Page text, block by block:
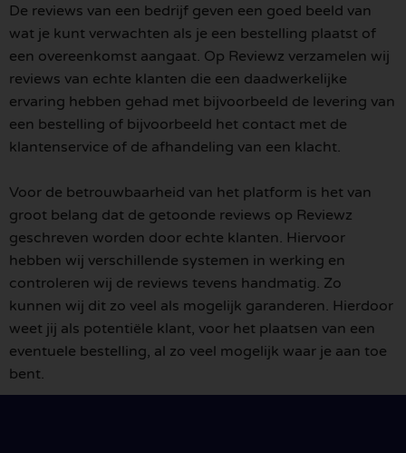
De reviews van een bedrijf geven een goed beeld van
wat je kunt verwachten als je een bestelling plaatst of
een overeenkomst aangaat. Op Reviewz verzamelen wij
reviews van echte klanten die een daadwerkelijke
ervaring hebben gehad met bijvoorbeeld de levering van
een bestelling of bijvoorbeeld het contact met de
klantenservice of de afhandeling van een klacht.
Voor de betrouwbaarheid van het platform is het van
groot belang dat de getoonde reviews op Reviewz
geschreven worden door echte klanten. Hiervoor
hebben wij verschillende systemen in werking en
controleren wij de reviews tevens handmatig. Zo
kunnen wij dit zo veel als mogelijk garanderen. Hierdoor
weet jij als potentiële klant, voor het plaatsen van een
eventuele bestelling, al zo veel mogelijk waar je aan toe
bent.